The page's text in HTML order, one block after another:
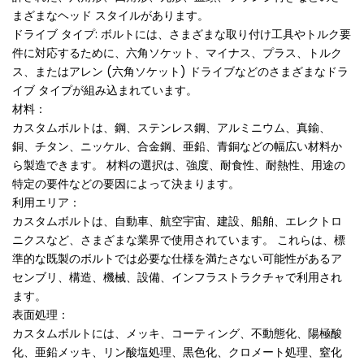
まざまなヘッド スタイルがあります。
ドライブ タイプ: ボルトには、さまざまな取り付け工具やトルク要
件に対応するために、六角ソケット、マイナス、プラス、トルク
ス、またはアレン (六角ソケット) ドライブなどのさまざまなドラ
イブ タイプが組み込まれています。
材料：
カスタムボルトは、鋼、ステンレス鋼、アルミニウム、真鍮、
銅、チタン、ニッケル、合金鋼、亜鉛、青銅などの幅広い材料か
ら製造できます。 材料の選択は、強度、耐食性、耐熱性、用途の
特定の要件などの要因によって決まります。
利用エリア：
カスタムボルトは、自動車、航空宇宙、建設、船舶、エレクトロ
ニクスなど、さまざまな業界で使用されています。 これらは、標
準的な既製のボルトでは必要な仕様を満たさない可能性があるア
センブリ、構造、機械、設備、インフラストラクチャで利用され
ます。
表面処理：
カスタムボルトには、メッキ、コーティング、不動態化、陽極酸
化、亜鉛メッキ、リン酸塩処理、黒色化、クロメート処理、窒化